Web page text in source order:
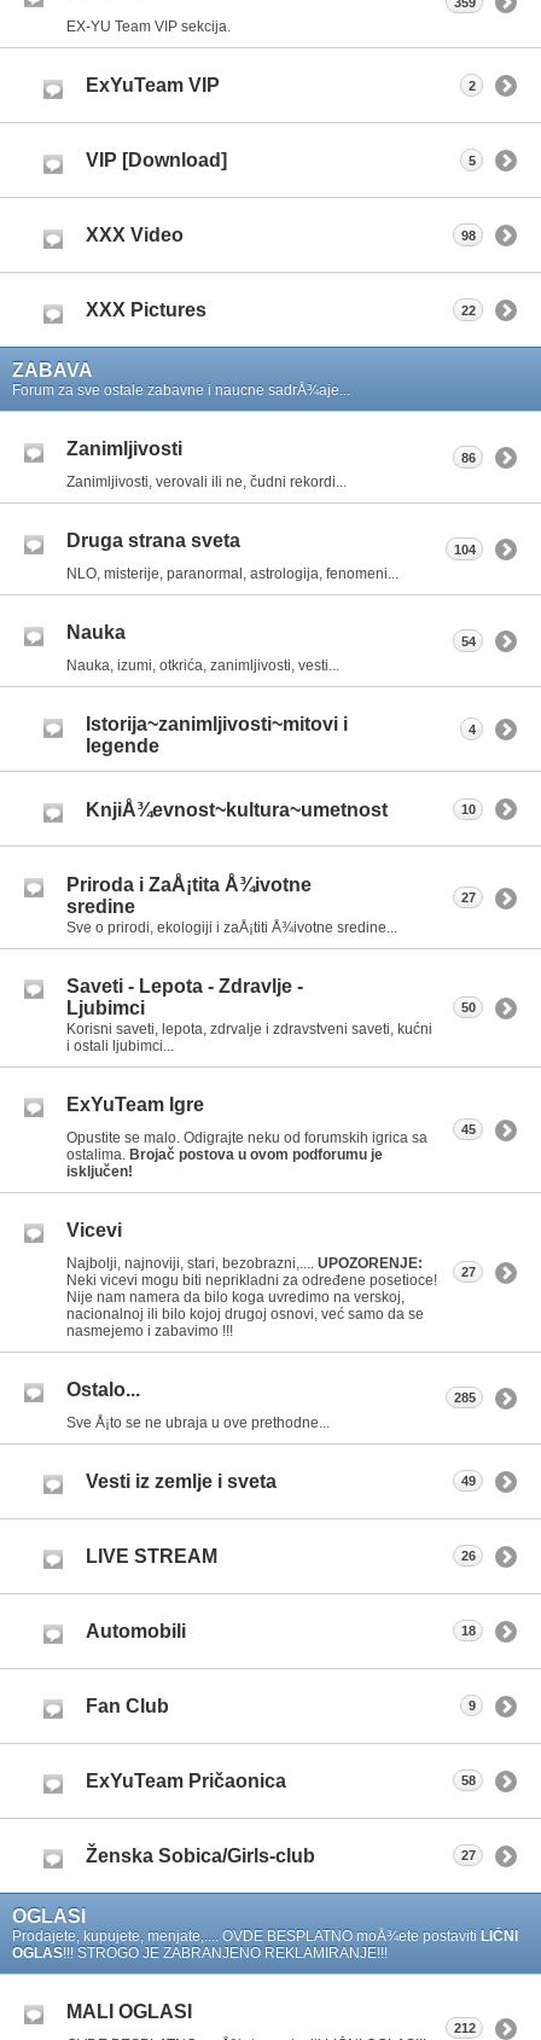
EX-YU Team VIP sekcija.
ExYuTeam VIP 2
VIP [Download] 5
XXX Video 98
XXX Pictures 22
ZABAVA
Forum za sve ostale zabavne i naucne sadrÅ¾aje...
Zanimljivosti
Zanimljivosti, verovali ili ne, čudni rekordi...
86
Druga strana sveta
NLO, misterije, paranormal, astrologija, fenomeni...
104
Nauka
Nauka, izumi, otkrića, zanimljivosti, vesti...
54
Istorija~zanimljivosti~mitovi i
legende
4
KnjiÅ¾evnost~kultura~umetnost 10
Priroda i ZaÅ¡tita Å¾ivotne
sredine
Sve o prirodi, ekologiji i zaÅ¡titi Å¾ivotne sredine...
27
Saveti - Lepota - Zdravlje -
Ljubimci
Korisni saveti, lepota, zdrvalje i zdravstveni saveti, kućni
i ostali ljubimci...
50
ExYuTeam Igre
Opustite se malo. Odigrajte neku od forumskih igrica sa
ostalima. Brojač postova u ovom podforumu je
isključen!
45
Vicevi
Najbolji, najnoviji, stari, bezobrazni,.... UPOZORENJE:
Neki vicevi mogu biti neprikladni za određene posetioce!
Nije nam namera da bilo koga uvredimo na verskoj,
nacionalnoj ili bilo kojoj drugoj osnovi, već samo da se
nasmejemo i zabavimo !!!
27
Ostalo...
Sve Å¡to se ne ubraja u ove prethodne...
285
Vesti iz zemlje i sveta 49
LIVE STREAM 26
Automobili 18
Fan Club 9
ExYuTeam Pričaonica 58
Ženska Sobica/Girls-club 27
OGLASI
Prodajete, kupujete, menjate,.... OVDE BESPLATNO moÅ¾ete postaviti LIČNI
OGLAS!!! STROGO JE ZABRANJENO REKLAMIRANJE!!!
MALI OGLASI
212